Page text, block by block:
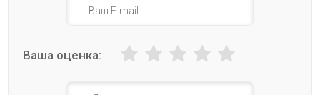
Ваша оценка: